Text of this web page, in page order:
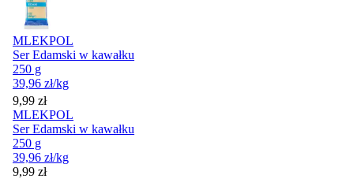
MLEKPOL
Ser Edamski w kawałku
250 g
39,96 zł/kg
Cena
9,99 zł
MLEKPOL
Ser Edamski w kawałku
250 g
39,96 zł/kg
Cena
9,99 zł